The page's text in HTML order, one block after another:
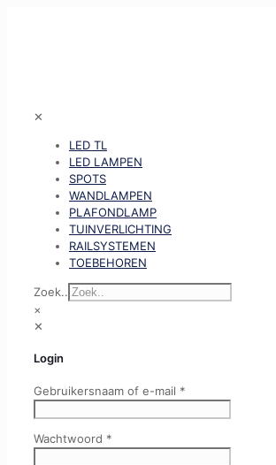
✕
LED TL
LED LAMPEN
SPOTS
WANDLAMPEN
PLAFONDLAMP
TUINVERLICHTING
RAILSYSTEMEN
TOEBEHOREN
Zoek..
×
✕
Login
Gebruikersnaam of e-mail *
Wachtwoord *